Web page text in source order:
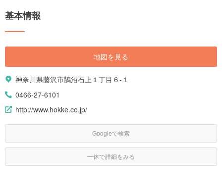
スポット、ご当地グルメ、アクセス、宿泊施設、イベント、お得なチケッ
基本情報
地図を見る
神奈川県藤沢市鵠沼石上１丁目６-１
0466-27-6101
http://www.hokke.co.jp/
Googleで検索
一休で詳細をみる